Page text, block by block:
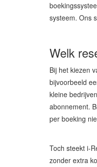
systeem. Ons
Welk
Bij het kiezen
bijvoorbeeld
kleine
abonnement.
per boeking
Toch steekt i-
zonder extra